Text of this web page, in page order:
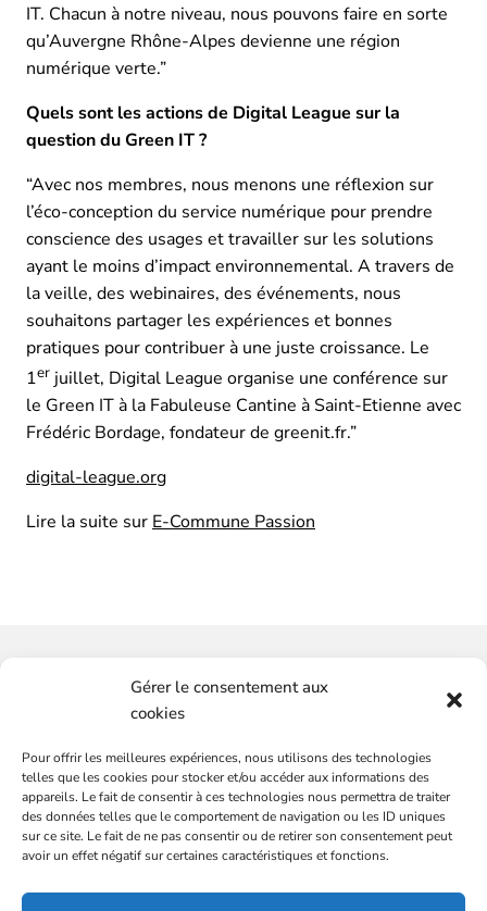
Gérer le consentement aux
cookies
Pour offrir les meilleures expériences, nous utilisons des technologies
telles que les cookies pour stocker et/ou accéder aux informations des
appareils. Le fait de consentir à ces technologies nous permettra de traiter
des données telles que le comportement de navigation ou les ID uniques
sur ce site. Le fait de ne pas consentir ou de retirer son consentement peut
avoir un effet négatif sur certaines caractéristiques et fonctions.
SERVICES
Plateformes de marques
Audit communication et commercial
Conseils et stratégies, média et communication
IT. Chacun à notre niveau, nous pouvons faire en sorte
qu’Auvergne Rhône-Alpes devienne une région
numérique verte.”
Quels sont les actions de Digital League sur la
question du Green IT ?
“Avec nos membres, nous menons une réflexion sur
l’éco-conception du service numérique pour prendre
conscience des usages et travailler sur les solutions
ayant le moins d’impact environnemental. A travers de
la veille, des webinaires, des événements, nous
souhaitons partager les expériences et bonnes
pratiques pour contribuer à une juste croissance. Le
1er juillet, Digital League organise une conférence sur
le Green IT à la Fabuleuse Cantine à Saint-Etienne avec
Frédéric Bordage, fondateur de greenit.fr.”
digital-league.org
Lire la suite sur E-Commune Passion
Vous souhaitez-avoir plus
d'informations ?
CONTACTEZ-NOUS